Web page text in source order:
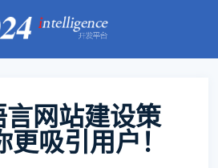
网站建设策
吸引用户！